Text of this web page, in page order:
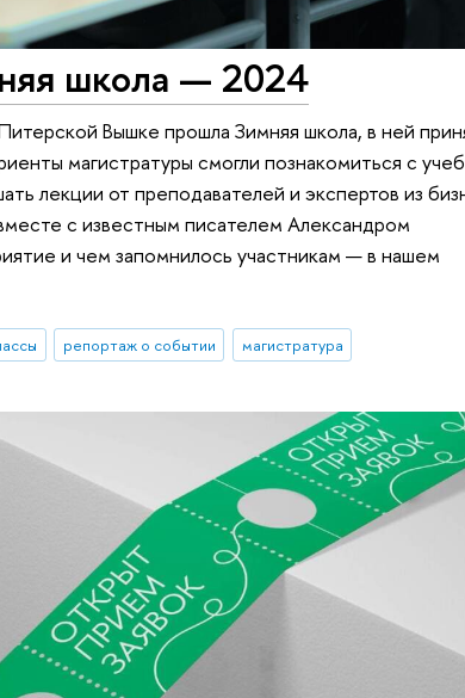
школа — 2024
Вышке прошла Зимняя школа, в ней
магистратуры смогли познакомиться с
лекции от преподавателей и экспертов из
с известным писателем Александром
и чем запомнилось участникам — в нашем
репортаж о событии магистратура